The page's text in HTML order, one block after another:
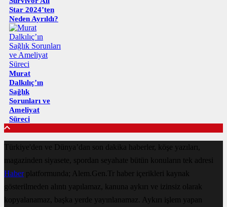
Star 2024’ten
Neden Ayrıldı?
Murat
Dalkılıç’ın
Sağlık
Sorunları ve
Ameliyat
Süreci
Türkiye'den ve Dünya’dan son dakika haberler, köşe yazıları,
magazinden siyasete, spordan seyahate bütün konuların tek adresi
Haberplatformunda; Alem.Gen.Tr haber içerikleri kaynak
gösterilmeden alıntı yapılamaz, kanuna aykırı ve izinsiz olarak
kopyalanamaz, başka yerde yayınlanamaz. Aykırı işlem yapan